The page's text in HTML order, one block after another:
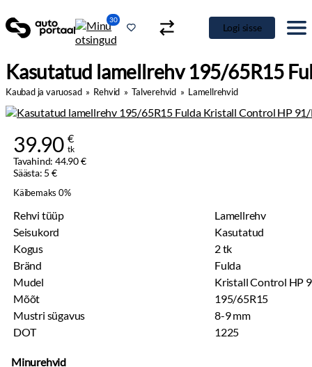
30
Logi sisse
Kasutatud lamellrehv 195/65R15
Kaubad ja varuosad» Rehvid »Talverehvid » Lamellrehvid
39.90 €
tk
Tavahind: 44.90 €
Säästa: 5 €
Käibemaks 0%
Rehvi tüüp
Lamellrehv
Seisukord
Kasutatud
Kogus
2 tk
Bränd
Fulda
Mudel
Kristall Control HP
Mõõt
195/65R15
Mustri sügavus
8-9 mm
DOT
1225
Minurehvid